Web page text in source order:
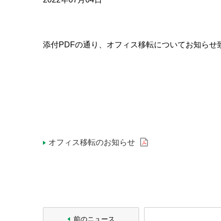
添付PDFの通り、オフィス移転についてお知らせ
オフィス移転のお知らせ
前のニュース